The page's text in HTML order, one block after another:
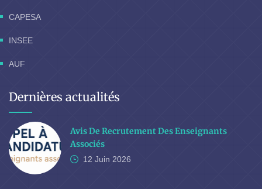
CAPESA
INSEE
AUF
Dernières actualités
Avis De Recrutement Des Enseignants
Associés
12 Juin 2026